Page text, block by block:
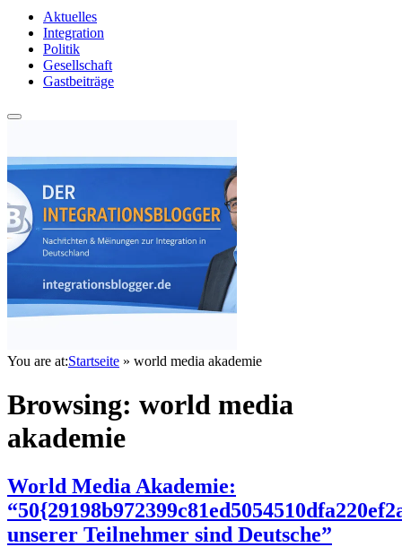
Aktuelles
Integration
Politik
Gesellschaft
Gastbeiträge
You are at:Startseite » world media akademie
Browsing: world media
akademie
World Media Akademie:
unserer Teilnehmer sind Deutsche”